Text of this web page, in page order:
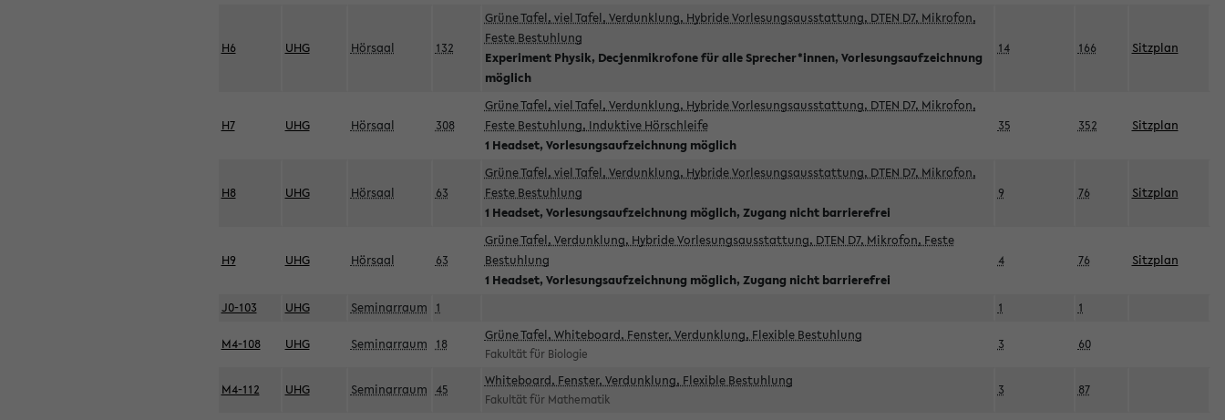
H6 UHG Hörsaal 132
Grüne Tafel, viel Tafel, Verdunklung, Hybride Vorlesungsausstattung, DTEN D7, Mikrofon,
Feste Bestuhlung
Experiment Physik, Decjenmikrofone für alle Sprecher*innen, Vorlesungsaufzeichnung
möglich
14 166 Sitzplan
H7 UHG Hörsaal 308
Grüne Tafel, viel Tafel, Verdunklung, Hybride Vorlesungsausstattung, DTEN D7, Mikrofon,
Feste Bestuhlung, Induktive Hörschleife
1 Headset, Vorlesungsaufzeichnung möglich
35 352 Sitzplan
H8 UHG Hörsaal 63
Grüne Tafel, viel Tafel, Verdunklung, Hybride Vorlesungsausstattung, DTEN D7, Mikrofon,
Feste Bestuhlung
1 Headset, Vorlesungsaufzeichnung möglich, Zugang nicht barrierefrei
9 76 Sitzplan
H9 UHG Hörsaal 63
Grüne Tafel, Verdunklung, Hybride Vorlesungsausstattung, DTEN D7, Mikrofon, Feste
Bestuhlung
1 Headset, Vorlesungsaufzeichnung möglich, Zugang nicht barrierefrei
4 76 Sitzplan
J0-103 UHG Seminarraum 1 1 1
M4-108 UHG Seminarraum 18
Grüne Tafel, Whiteboard, Fenster, Verdunklung, Flexible Bestuhlung
Fakultät für Biologie
3 60
M4-112 UHG Seminarraum 45
Whiteboard, Fenster, Verdunklung, Flexible Bestuhlung
Fakultät für Mathematik
3 87